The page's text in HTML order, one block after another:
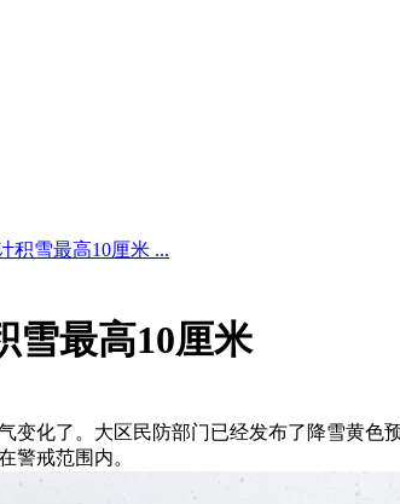
积雪最高10厘米 ...
雪最高10厘米
变化了。大区民防部门已经发布了降雪黄
警戒范围内。